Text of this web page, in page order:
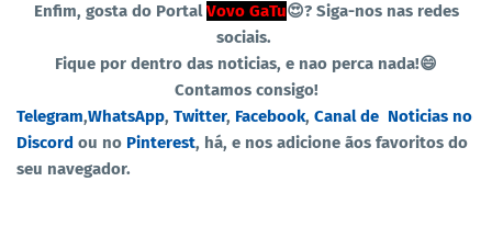
Enfim, gosta do PortalVovo GaTu😍? Siga-nos nas redes
sociais.
Fique por dentro das noticias, e nao perca nada!😄
Contamos consigo!
Telegram,WhatsApp, Twitter, Facebook, Canal de Noticias no
Discord ou no Pinterest, há, e nos adicione ãos favoritos do
seu navegador.